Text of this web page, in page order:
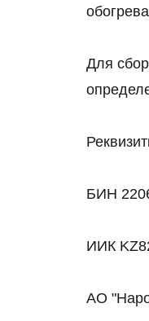
Для
БИН
ИИК
АО